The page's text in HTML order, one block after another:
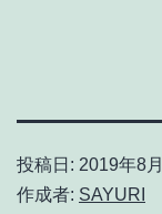
投稿日: 2019年8
作成者: SAYURI